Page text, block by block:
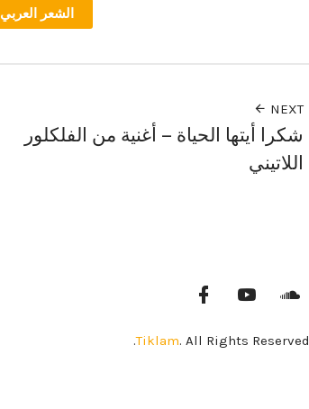
الشعر العربي
NEXT
شكرا أيتها الحياة – أغنية من الفلكلور
اللاتيني
Tiklam. All Rights Reserved.